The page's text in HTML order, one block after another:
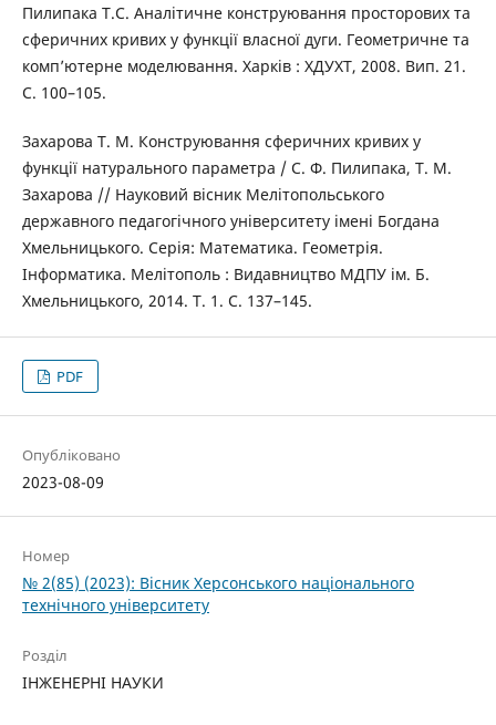
Пилипака Т.С. Аналітичне конструювання просторових та
сферичних кривих у функції власної дуги. Геометричне та
комп’ютерне моделювання. Харків : ХДУХТ, 2008. Вип. 21.
С. 100–105.
Захарова Т. М. Конструювання сферичних кривих у
функції натурального параметра / С. Ф. Пилипака, Т. М.
Захарова // Науковий вісник Мелітопольського
державного педагогічного університету імені Богдана
Хмельницького. Серія: Математика. Геометрія.
Інформатика. Мелітополь : Видавництво МДПУ ім. Б.
Хмельницького, 2014. Т. 1. С. 137–145.
PDF
Опубліковано
2023-08-09
Номер
№ 2(85) (2023): Вісник Херсонського національного
технічного університету
Розділ
ІНЖЕНЕРНІ НАУКИ